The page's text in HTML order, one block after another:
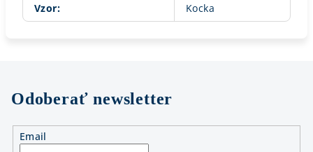
Vzor: Kocka
Odoberať newsletter
Email